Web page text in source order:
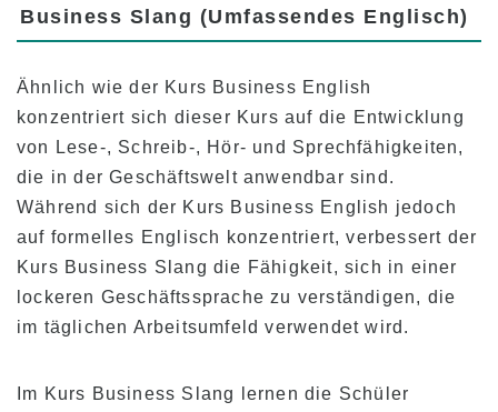
Schule Übersicht
Business Slang (Umfassendes Englisch)
Ähnlich wie der Kurs Business English
konzentriert sich dieser Kurs auf die Entwicklung
von Lese-, Schreib-, Hör- und Sprechfähigkeiten,
die in der Geschäftswelt anwendbar sind.
Während sich der Kurs Business English jedoch
auf formelles Englisch konzentriert, verbessert der
Kurs Business Slang die Fähigkeit, sich in einer
lockeren Geschäftssprache zu verständigen, die
im täglichen Arbeitsumfeld verwendet wird.
Im Kurs Business Slang lernen die Schüler